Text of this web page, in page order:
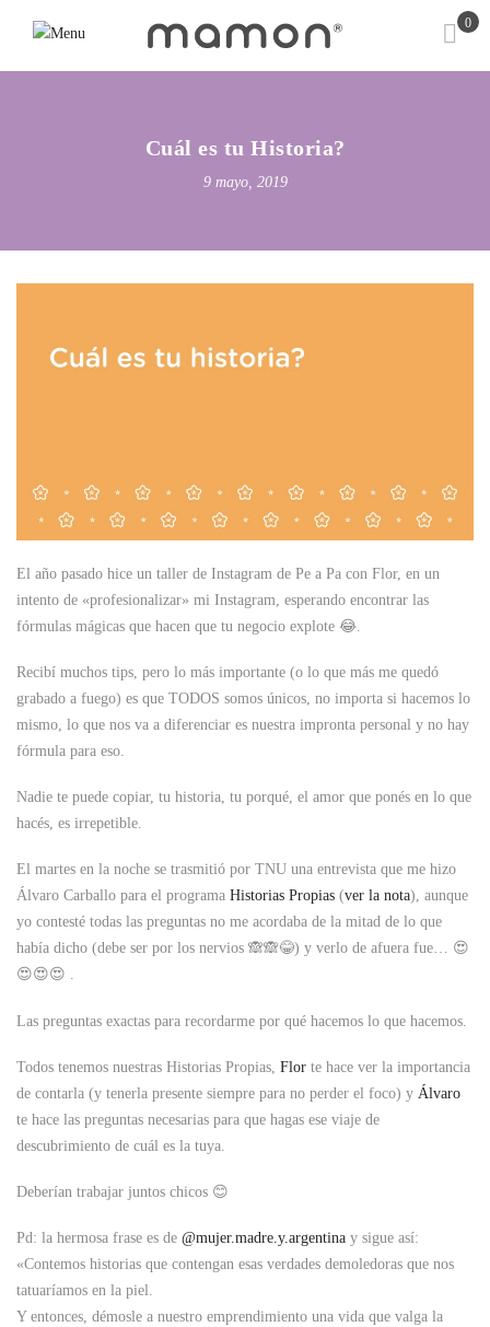
0
Cuál es tu Historia?
9 mayo, 2019
El año pasado hice un taller de Instagram de Pe a Pa con Flor, en un
intento de «profesionalizar» mi Instagram, esperando encontrar las
fórmulas mágicas que hacen que tu negocio explote 😂.
Recibí muchos tips, pero lo más importante (o lo que más me quedó
grabado a fuego) es que TODOS somos únicos, no importa si hacemos lo
mismo, lo que nos va a diferenciar es nuestra impronta personal y no hay
fórmula para eso.
Nadie te puede copiar, tu historia, tu porqué, el amor que ponés en lo que
hacés, es irrepetible.
El martes en la noche se trasmitió por TNU una entrevista que me hizo
Álvaro Carballo para el programa Historias Propias (ver la nota), aunque
yo contesté todas las preguntas no me acordaba de la mitad de lo que
había dicho (debe ser por los nervios 🙈🙈😂) y verlo de afuera fue… 😍
😍😍😍 .
Las preguntas exactas para recordarme por qué hacemos lo que hacemos.
Todos tenemos nuestras Historias Propias, Flor te hace ver la importancia
de contarla (y tenerla presente siempre para no perder el foco) y Álvaro
te hace las preguntas necesarias para que hagas ese viaje de
descubrimiento de cuál es la tuya.
Deberían trabajar juntos chicos 😊
Pd: la hermosa frase es de @mujer.madre.y.argentina y sigue así:
«Contemos historias que contengan esas verdades demoledoras que nos
tatuaríamos en la piel.
Y entonces, démosle a nuestro emprendimiento una vida que valga la